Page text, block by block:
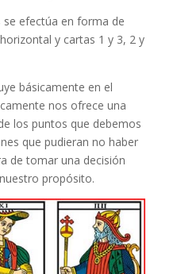
efectúa en forma de
y cartas 1 y 3, 2 y
básicamente en el
nos ofrece una
los puntos que debemos
que pudieran no haber
de tomar una decisión
propósito.